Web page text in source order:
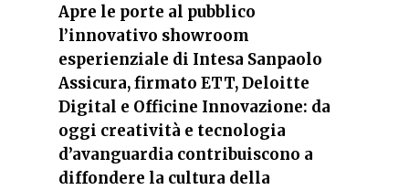
Apre le porte al pubblico
l’innovativo showroom
esperienziale di Intesa Sanpaolo
Assicura, firmato ETT, Deloitte
Digital e Officine Innovazione: da
oggi creatività e tecnologia
d’avanguardia contribuiscono a
diffondere la cultura della